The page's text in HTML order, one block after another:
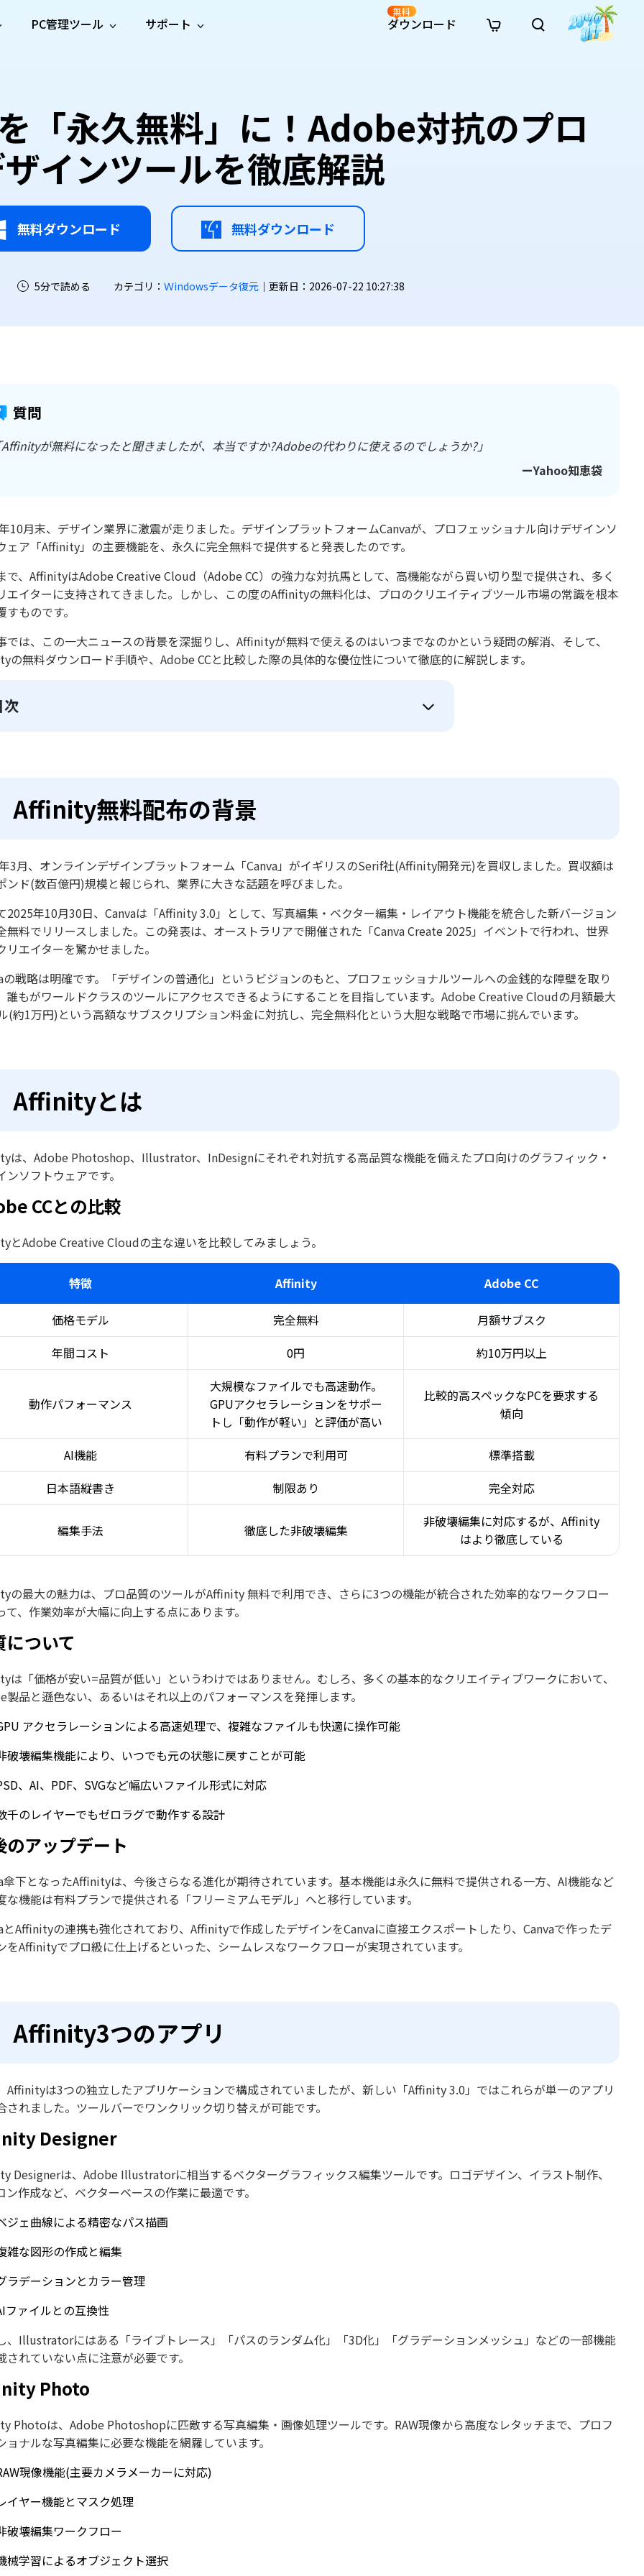
データ復元
のデータを復元
LINE データ復元
LINEのデータを復元
· USBデータ復元
· ゴミ箱復元
· ファイル復元
· エクセル復元
· 動画復元
動画修
復
写真修
復
メント
修復
音声修
復
動画高
画質化
AI
写真高
画質化
AI
オンライン写真修復
オンラインファイル修復
オンライン音声修復
· シネマ風AI画像プロンプト
· アニメ実写化プロンプト
PC管理ツール
を検出・削除
Cleamio
新製
リーンアップ＆最適化
WindowsのDLLエラーを修復
Email Repair
破損したPST/OSTファイルを修復
· ハードディスクをクローン
· 重複検索（Mac）
· Cドライブを拡張
· ディスク容量を解放
· Macストレージを整理
サポート
イドセンター
イド
処法
ダウンロード
無料
永久無料」に！Adobe対抗のプロ
インツールを徹底解説
無料ダウンロード 無料ダウンロード
5分で読める カテゴリ： Ｗindowsデータ復元 ｜更新日：2026-07-22 10:27:38
質問
が無料になったと聞きましたが、本当ですか?Adobeの代わりに使えるのでしょうか?」
ーYahoo知恵袋
10月末、デザイン業界に激震が走りました。デザインプラットフォームCanvaが、プロフェッショナル向けデザインソ
ェア「Affinity」の主要機能を、永久に完全無料で提供すると発表したのです。
で、AffinityはAdobe Creative Cloud（Adobe CC）の強力な対抗馬として、高機能ながら買い切り型で提供され、多く
エイターに支持されてきました。しかし、この度のAffinityの無料化は、プロのクリエイティブツール市場の常識を根本
すものです。
では、この一大ニュースの背景を深掘りし、Affinityが無料で使えるのはいつまでなのかという疑問の解消、そして、
の無料ダウンロード手順や、Adobe CCと比較した際の具体的な優位性について徹底的に解説します。
次
Affinity無料配布の背景
3月、オンラインデザインプラットフォーム「Canva」がイギリスのSerif社(Affinity開発元)を買収しました。買収額は
ンド(数百億円)規模と報じられ、業界に大きな話題を呼びました。
2025年10月30日、Canvaは「Affinity 3.0」として、写真編集・ベクター編集・レイアウト機能を統合した新バージョン
無料でリリースしました。この発表は、オーストラリアで開催された「Canva Create 2025」イベントで行われ、世界
リエイターを驚かせました。
の戦略は明確です。「デザインの普通化」というビジョンのもと、プロフェッショナルツールへの金銭的な障壁を取り
誰もがワールドクラスのツールにアクセスできるようにすることを目指しています。Adobe Creative Cloudの月額最大
(約1万円)という高額なサブスクリプション料金に対抗し、完全無料化という大胆な戦略で市場に挑んでいます。
Affinityとは
は、Adobe Photoshop、Illustrator、InDesignにそれぞれ対抗する高品質な機能を備えたプロ向けのグラフィック・
ンソフトウェアです。
CCとの比較
とAdobe Creative Cloudの主な違いを比較してみましょう。
特徴 Affinity Adobe CC
価格モデル 完全無料
月額サブスク
年間コスト
0円 約10万円以上
動作パフォーマンス
大規模なファイルでも高速動作。
GPUアクセラレーションをサポー
トし「動作が軽い」と評価が高い
比較的高スペックなPCを要求する
傾向
AI機能 有料プランで利用可
標準搭載
日本語縦書き
制限あり 完全対応
編集手法 徹底した非破壊編集
非破壊編集に対応するが、Affinity
はより徹底している
の最大の魅力は、プロ品質のツールがAffinity 無料で利用でき、さらに3つの機能が統合された効率的なワークフロー
て、作業効率が大幅に向上する点にあります。
について
は「価格が安い=品質が低い」というわけではありません。むしろ、多くの基本的なクリエイティブワークにおいて、
製品と遜色ない、あるいはそれ以上のパフォーマンスを発揮します。
アクセラレーションによる高速処理で、複雑なファイルも快適に操作可能
破壊編集機能により、いつでも元の状態に戻すことが可能
、AI、PDF、SVGなど幅広いファイル形式に対応
千のレイヤーでもゼロラグで動作する設計
のアップデート
傘下となったAffinityは、今後さらなる進化が期待されています。基本機能は永久に無料で提供される一方、AI機能など
な機能は有料プランで提供される「フリーミアムモデル」へと移行しています。
とAffinityの連携も強化されており、Affinityで作成したデザインをCanvaに直接エクスポートしたり、Canvaで作ったデ
をAffinityでプロ級に仕上げるといった、シームレスなワークフローが実現されています。
Affinity3つのアプリ
Affinityは3つの独立したアプリケーションで構成されていましたが、新しい「Affinity 3.0」ではこれらが単一のアプリ
されました。ツールバーでワンクリック切り替えが可能です。
Designer
Designerは、Adobe Illustratorに相当するベクターグラフィックス編集ツールです。ロゴデザイン、イラスト制作、
ン作成など、ベクターベースの作業に最適です。
ジェ曲線による精密なパス描画
雑な図形の作成と編集
ラデーションとカラー管理
ファイルとの互換性
、Illustratorにはある「ライブトレース」「パスのランダム化」「3D化」「グラデーションメッシュ」などの一部機能
されていない点に注意が必要です。
Photo
Photoは、Adobe Photoshopに匹敵する写真編集・画像処理ツールです。RAW現像から高度なレタッチまで、プロフ
ョナルな写真編集に必要な機能を網羅しています。
現像機能(主要カメラメーカーに対応)
イヤー機能とマスク処理
破壊編集ワークフロー
械学習によるオブジェクト選択